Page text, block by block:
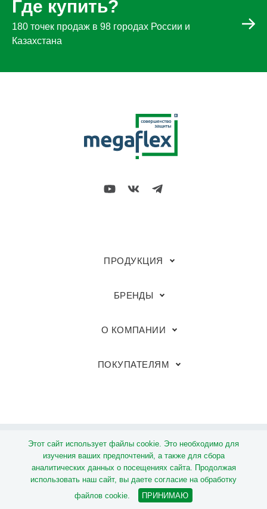
Где купить?
180 точек продаж в 98 городах России и
Казахстана
ПРОДУКЦИЯ
БРЕНДЫ
О КОМПАНИИ
ПОКУПАТЕЛЯМ
© Группа компаний «Megaflex»
Политика обработки персональных данных
Этот сайт использует файлы cookie. Это необходимо для
изучения ваших предпочтений, а также для сбора
аналитических данных о посещениях сайта. Продолжая
использовать наш сайт, вы даете согласие на обработку
файлов cookie.
ПРИНИМАЮ